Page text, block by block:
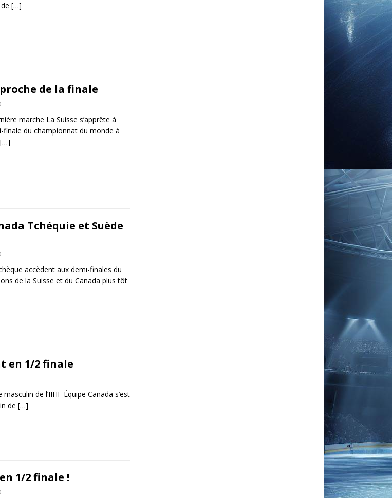
[…]
de la finale
marche La Suisse s’apprête à
du championnat du monde à
[…]
Tchéquie et Suède
accèdent aux demi-finales du
de la Suisse et du Canada plus tôt
en 1/2 finale
de l’IIHF Équipe Canada s’est
de […]
1/2 finale !